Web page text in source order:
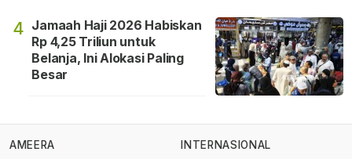
4 Jamaah Haji 2026 Habiskan
Rp 4,25 Triliun untuk
Belanja, Ini Alokasi Paling
Besar
AMEERA
INTERNASIONAL